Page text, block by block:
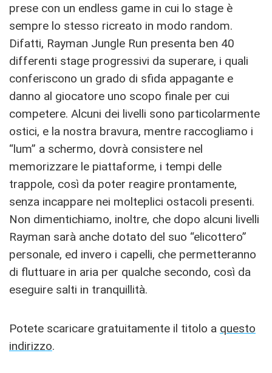
prese con un endless game in cui lo stage è
sempre lo stesso ricreato in modo random.
Difatti, Rayman Jungle Run presenta ben 40
differenti stage progressivi da superare, i quali
conferiscono un grado di sfida appagante e
danno al giocatore uno scopo finale per cui
competere. Alcuni dei livelli sono particolarmente
ostici, e la nostra bravura, mentre raccogliamo i
“lum” a schermo, dovrà consistere nel
memorizzare le piattaforme, i tempi delle
trappole, così da poter reagire prontamente,
senza incappare nei molteplici ostacoli presenti.
Non dimentichiamo, inoltre, che dopo alcuni livelli
Rayman sarà anche dotato del suo “elicottero”
personale, ed invero i capelli, che permetteranno
di fluttuare in aria per qualche secondo, così da
eseguire salti in tranquillità.
Potete scaricare gratuitamente il titolo a questo
indirizzo.